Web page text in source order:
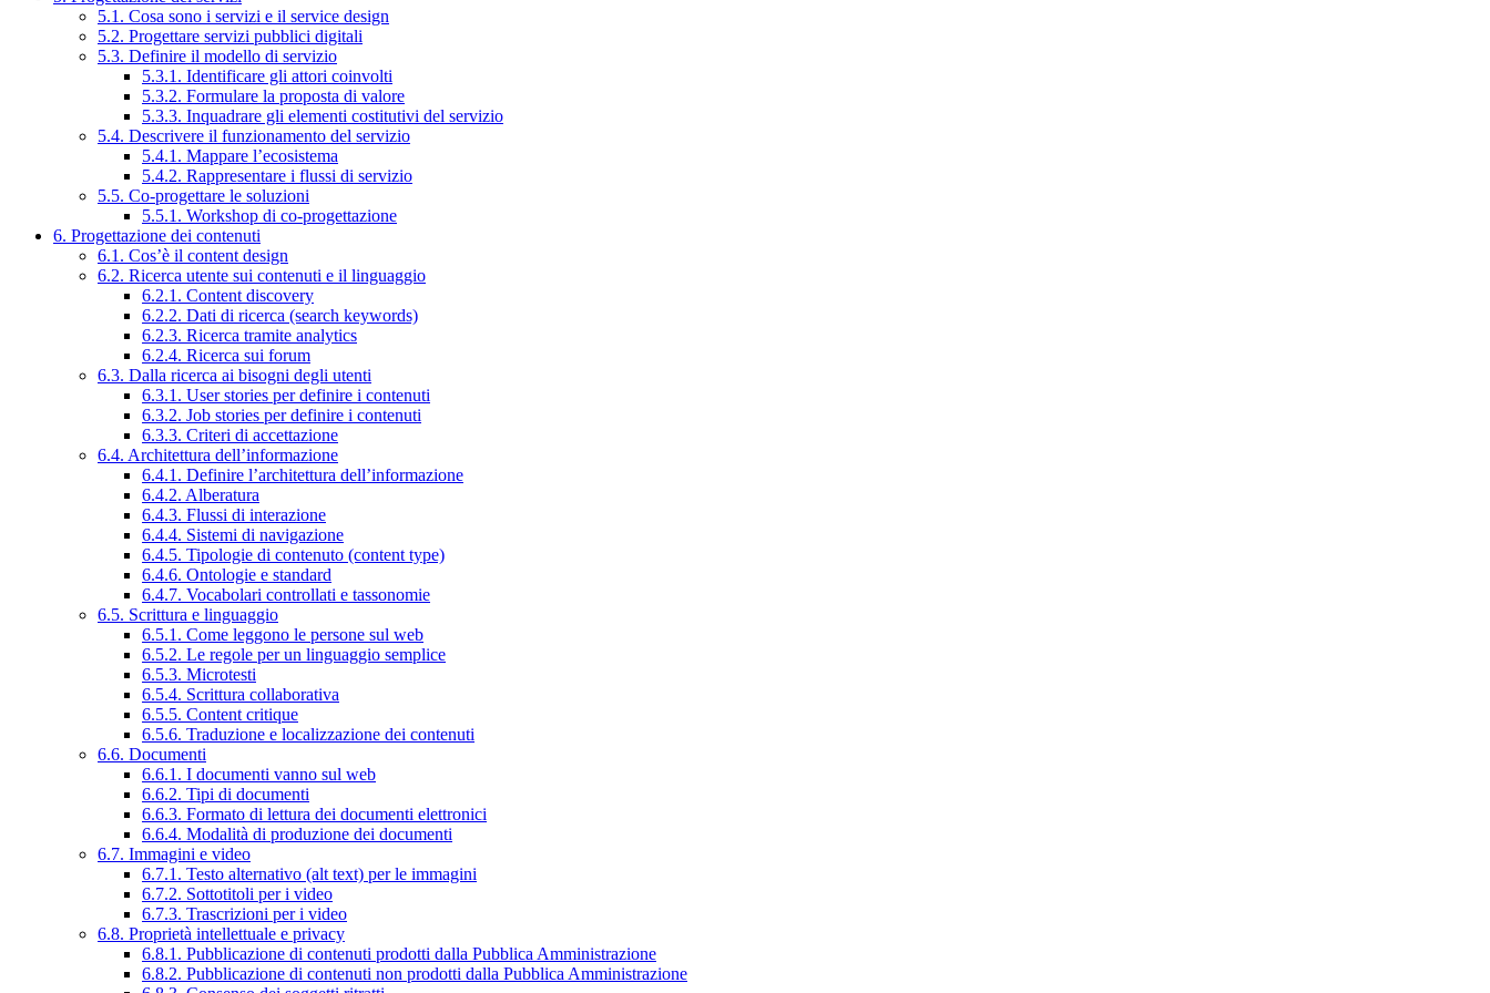
5.1. Cosa sono i servizi e il service design
5.2. Progettare servizi pubblici digitali
5.3. Definire il modello di servizio
5.3.1. Identificare gli attori coinvolti
5.3.2. Formulare la proposta di valore
5.3.3. Inquadrare gli elementi costitutivi del servizio
5.4. Descrivere il funzionamento del servizio
5.4.1. Mappare l’ecosistema
5.4.2. Rappresentare i flussi di servizio
5.5. Co-progettare le soluzioni
5.5.1. Workshop di co-progettazione
6. Progettazione dei contenuti
6.1. Cos’è il content design
6.2. Ricerca utente sui contenuti e il linguaggio
6.2.1. Content discovery
6.2.2. Dati di ricerca (search keywords)
6.2.3. Ricerca tramite analytics
6.2.4. Ricerca sui forum
6.3. Dalla ricerca ai bisogni degli utenti
6.3.1. User stories per definire i contenuti
6.3.2. Job stories per definire i contenuti
6.3.3. Criteri di accettazione
6.4. Architettura dell’informazione
6.4.1. Definire l’architettura dell’informazione
6.4.2. Alberatura
6.4.3. Flussi di interazione
6.4.4. Sistemi di navigazione
6.4.5. Tipologie di contenuto (content type)
6.4.6. Ontologie e standard
6.4.7. Vocabolari controllati e tassonomie
6.5. Scrittura e linguaggio
6.5.1. Come leggono le persone sul web
6.5.2. Le regole per un linguaggio semplice
6.5.3. Microtesti
6.5.4. Scrittura collaborativa
6.5.5. Content critique
6.5.6. Traduzione e localizzazione dei contenuti
6.6. Documenti
6.6.1. I documenti vanno sul web
6.6.2. Tipi di documenti
6.6.3. Formato di lettura dei documenti elettronici
6.6.4. Modalità di produzione dei documenti
6.7. Immagini e video
6.7.1. Testo alternativo (alt text) per le immagini
6.7.2. Sottotitoli per i video
6.7.3. Trascrizioni per i video
6.8. Proprietà intellettuale e privacy
6.8.1. Pubblicazione di contenuti prodotti dalla Pubblica Amministrazione
6.8.2. Pubblicazione di contenuti non prodotti dalla Pubblica Amministrazione